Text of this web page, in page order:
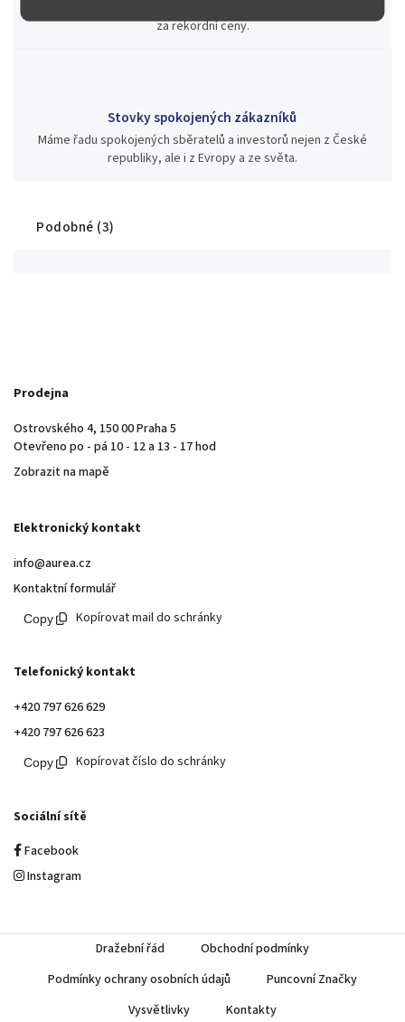
za rekordní ceny.
Stovky spokojených zákazníků
Máme řadu spokojených sběratelů a investorů nejen z České
republiky, ale i z Evropy a ze světa.
Podobné (3)
Prodejna
Ostrovského 4, 150 00 Praha 5
Otevřeno po - pá 10 - 12 a 13 - 17 hod
Zobrazit na mapě
Elektronický kontakt
info@aurea.cz
Kontaktní formulář
Kopírovat mail do schránky
Telefonický kontakt
+420 797 626 629
+420 797 626 623
Kopírovat číslo do schránky
Sociální sítě
Facebook
Instagram
Dražební řád
Obchodní podmínky
Podmínky ochrany osobních údajů
Puncovní Značky
Vysvětlivky
Kontakty